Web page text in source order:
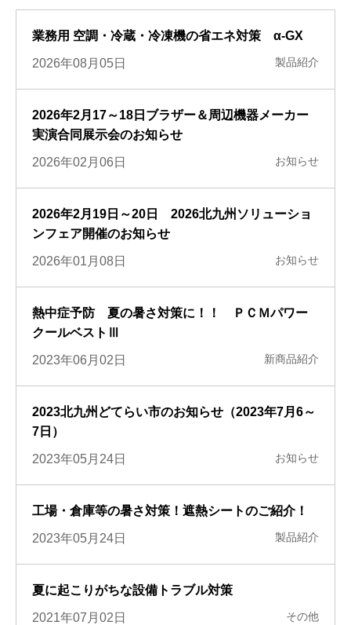
業務用 空調・冷蔵・冷凍機の省エネ対策 α-GX
2026年08月05日 製品紹介
2026年2月17～18日ブラザー＆周辺機器メーカー
実演合同展示会のお知らせ
2026年02月06日 お知らせ
2026年2月19日～20日 2026北九州ソリューショ
ンフェア開催のお知らせ
2026年01月08日 お知らせ
熱中症予防 夏の暑さ対策に！！ ＰＣＭパワー
クールベストⅢ
2023年06月02日 新商品紹介
2023北九州どてらい市のお知らせ（2023年7月6～
7日）
2023年05月24日 お知らせ
工場・倉庫等の暑さ対策！遮熱シートのご紹介！
2023年05月24日 製品紹介
夏に起こりがちな設備トラブル対策
2021年07月02日 その他